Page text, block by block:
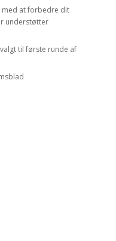
at forbedre dit
understøtter
til første runde af